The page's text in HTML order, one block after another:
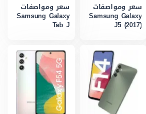
سعر ومواصفات
Samsung Galaxy
J5 (2017)
سعر ومواصفات
Samsung Galaxy
Tab J